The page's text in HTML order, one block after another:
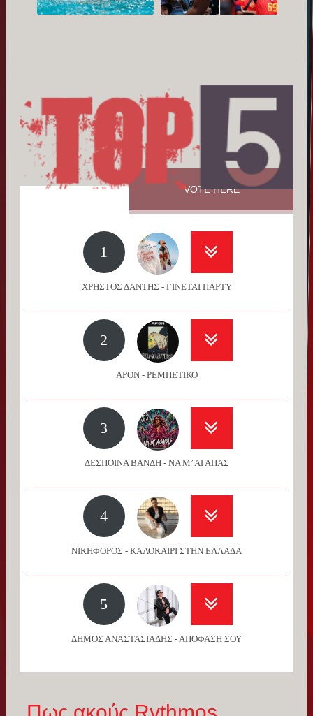
VOTE HERE
1
ΧΡΗΣΤΟΣ ΔΑΝΤΗΣ - ΓΙΝΕΤΑΙ ΠΑΡΤΥ
2
APON - ΡΕΜΠΕΤΙΚΟ
3
ΔΕΣΠΟΙΝΑ ΒΑΝΔΗ - ΝΑ Μ’ ΑΓΑΠΑΣ
4
ΝΙΚΗΦΟΡΟΣ - ΚΑΛΟΚΑΙΡΙ ΣΤΗΝ ΕΛΛΑΔΑ
5
ΔΗΜΟΣ ΑΝΑΣΤΑΣΙΑΔΗΣ - ΑΠΟΦΑΣΗ ΣΟΥ